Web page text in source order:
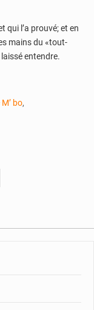
qui l’a prouvé; et en
mains du «tout-
entendre.
bo,